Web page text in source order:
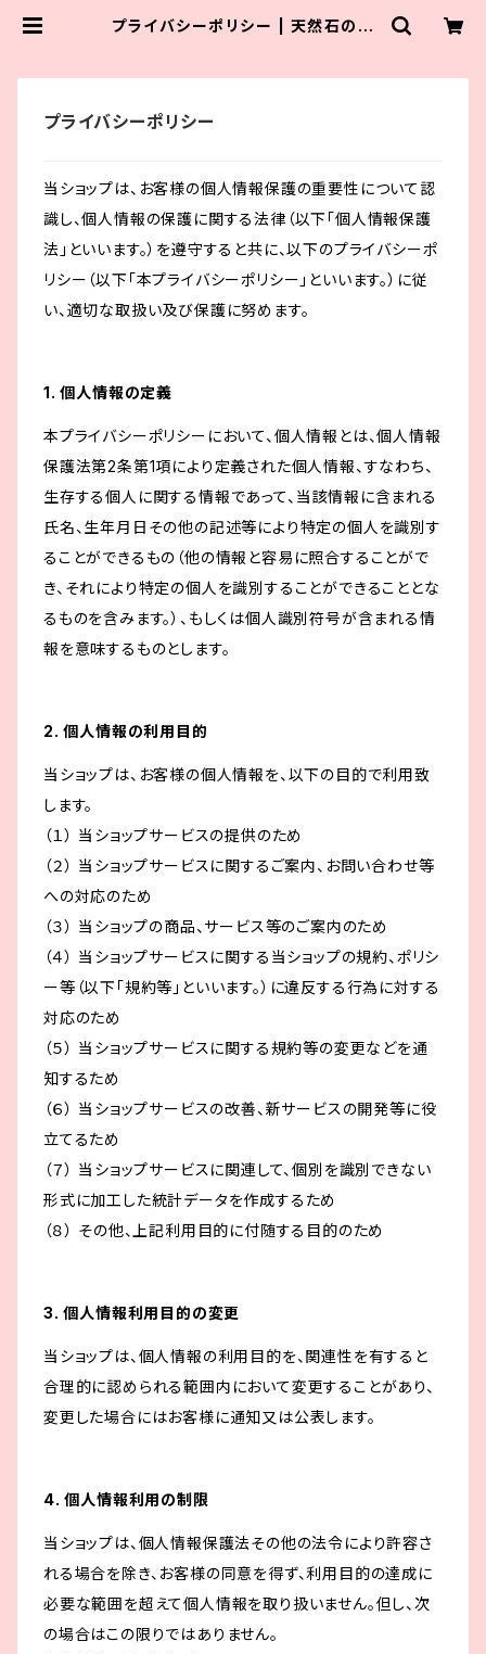
プライバシーポリシー | 天然石のお
プライバシーポリシー
当ショップは、お客様の個人情報保護の重要性について認
識し、個人情報の保護に関する法律（以下「個人情報保護
法」といいます。）を遵守すると共に、以下のプライバシーポ
リシー（以下「本プライバシーポリシー」といいます。）に従
い、適切な取扱い及び保護に努めます。
1. 個人情報の定義
本プライバシーポリシーにおいて、個人情報とは、個人情報
保護法第2条第1項により定義された個人情報、すなわち、
生存する個人に関する情報であって、当該情報に含まれる
氏名、生年月日その他の記述等により特定の個人を識別す
ることができるもの（他の情報と容易に照合することがで
き、それにより特定の個人を識別することができることとな
るものを含みます。）、もしくは個人識別符号が含まれる情
報を意味するものとします。
2. 個人情報の利用目的
当ショップは、お客様の個人情報を、以下の目的で利用致
します。
（１） 当ショップサービスの提供のため
（２） 当ショップサービスに関するご案内、お問い合わせ等
への対応のため
（３） 当ショップの商品、サービス等のご案内のため
（４） 当ショップサービスに関する当ショップの規約、ポリシ
ー等（以下「規約等」といいます。）に違反する行為に対する
対応のため
（５） 当ショップサービスに関する規約等の変更などを通
知するため
（６） 当ショップサービスの改善、新サービスの開発等に役
立てるため
（７） 当ショップサービスに関連して、個別を識別できない
形式に加工した統計データを作成するため
（８） その他、上記利用目的に付随する目的のため
3. 個人情報利用目的の変更
当ショップは、個人情報の利用目的を、関連性を有すると
合理的に認められる範囲内において変更することがあり、
変更した場合にはお客様に通知又は公表します。
4. 個人情報利用の制限
当ショップは、個人情報保護法その他の法令により許容さ
れる場合を除き、お客様の同意を得ず、利用目的の達成に
必要な範囲を超えて個人情報を取り扱いません。但し、次
の場合はこの限りではありません。